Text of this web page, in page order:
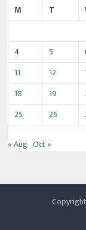
M
T
4
5
11
12
18
19
25
26
« Aug Oct »